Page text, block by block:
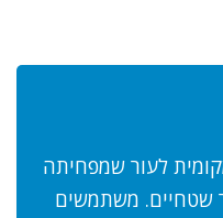
לעור שמפחיתה
שטחיים. משתמשים